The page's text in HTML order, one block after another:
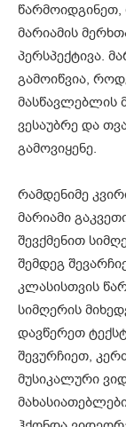
წარმოიდგინეთ,
მარიამის
პერსპექტივა.
გამოიწვია,
მასწავლებლის
ვესაუბრე და
გამოვიყენე.
რამდენიმე
მარიამი
შევქმენით
შემდეგ
კლასისთვის
სიმღერის
დავწერეთ
შევურჩიეთ,
მუსიკალური